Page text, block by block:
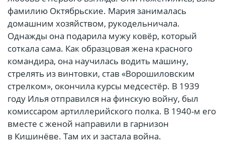
фамилию Октябрьские. Мария занималась
домашним хозяйством, рукодельничала.
Однажды она подарила мужу ковёр, который
соткала сама. Как образцовая жена красного
командира, она научилась водить машину,
стрелять из винтовки, став «Ворошиловским
стрелком», окончила курсы медсестёр. В 1939
году Илья отправился на финскую войну, был
комиссаром артиллерийского полка. В 1940-м его
вместе с женой направили в гарнизон
в Кишинёве. Там их и застала война.